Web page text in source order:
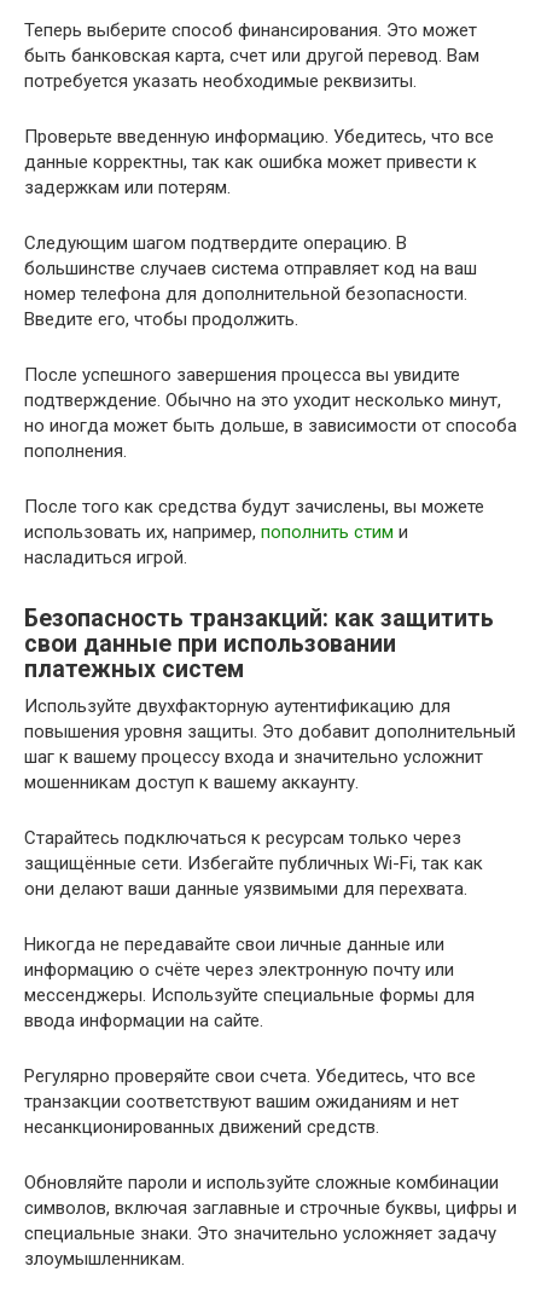
Теперь выберите способ финансирования. Это может
быть банковская карта, счет или другой перевод. Вам
потребуется указать необходимые реквизиты.
Проверьте введенную информацию. Убедитесь, что все
данные корректны, так как ошибка может привести к
задержкам или потерям.
Следующим шагом подтвердите операцию. В
большинстве случаев система отправляет код на ваш
номер телефона для дополнительной безопасности.
Введите его, чтобы продолжить.
После успешного завершения процесса вы увидите
подтверждение. Обычно на это уходит несколько минут,
но иногда может быть дольше, в зависимости от способа
пополнения.
После того как средства будут зачислены, вы можете
использовать их, например, пополнить стим и
насладиться игрой.
Безопасность транзакций: как защитить
свои данные при использовании
платежных систем
Используйте двухфакторную аутентификацию для
повышения уровня защиты. Это добавит дополнительный
шаг к вашему процессу входа и значительно усложнит
мошенникам доступ к вашему аккаунту.
Старайтесь подключаться к ресурсам только через
защищённые сети. Избегайте публичных Wi-Fi, так как
они делают ваши данные уязвимыми для перехвата.
Никогда не передавайте свои личные данные или
информацию о счёте через электронную почту или
мессенджеры. Используйте специальные формы для
ввода информации на сайте.
Регулярно проверяйте свои счета. Убедитесь, что все
транзакции соответствуют вашим ожиданиям и нет
несанкционированных движений средств.
Обновляйте пароли и используйте сложные комбинации
символов, включая заглавные и строчные буквы, цифры и
специальные знаки. Это значительно усложняет задачу
злоумышленникам.